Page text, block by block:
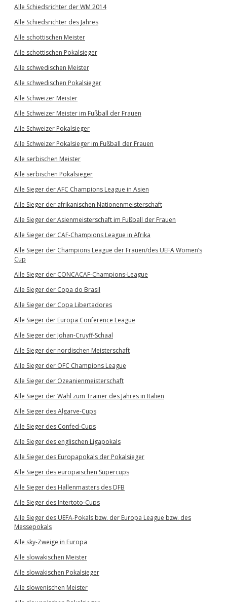
Alle Schiedsrichter der WM 2014
Alle Schiedsrichter des Jahres
Alle schottischen Meister
Alle schottischen Pokalsieger
Alle schwedischen Meister
Alle schwedischen Pokalsieger
Alle Schweizer Meister
Alle Schweizer Meister im Fußball der Frauen
Alle Schweizer Pokalsieger
Alle Schweizer Pokalsieger im Fußball der Frauen
Alle serbischen Meister
Alle serbischen Pokalsieger
Alle Sieger der AFC Champions League in Asien
Alle Sieger der afrikanischen Nationenmeisterschaft
Alle Sieger der Asienmeisterschaft im Fußball der Frauen
Alle Sieger der CAF-Champions League in Afrika
Alle Sieger der Champions League der Frauen/des UEFA Women’s
Cup
Alle Sieger der CONCACAF-Champions-League
Alle Sieger der Copa do Brasil
Alle Sieger der Copa Libertadores
Alle Sieger der Europa Conference League
Alle Sieger der Johan-Cruyff-Schaal
Alle Sieger der nordischen Meisterschaft
Alle Sieger der OFC Champions League
Alle Sieger der Ozeanienmeisterschaft
Alle Sieger der Wahl zum Trainer des Jahres in Italien
Alle Sieger des Algarve-Cups
Alle Sieger des Confed-Cups
Alle Sieger des englischen Ligapokals
Alle Sieger des Europapokals der Pokalsieger
Alle Sieger des europäischen Supercups
Alle Sieger des Hallenmasters des DFB
Alle Sieger des Intertoto-Cups
Alle Sieger des UEFA-Pokals bzw. der Europa League bzw. des
Messepokals
Alle sky-Zweige in Europa
Alle slowakischen Meister
Alle slowakischen Pokalsieger
Alle slowenischen Meister